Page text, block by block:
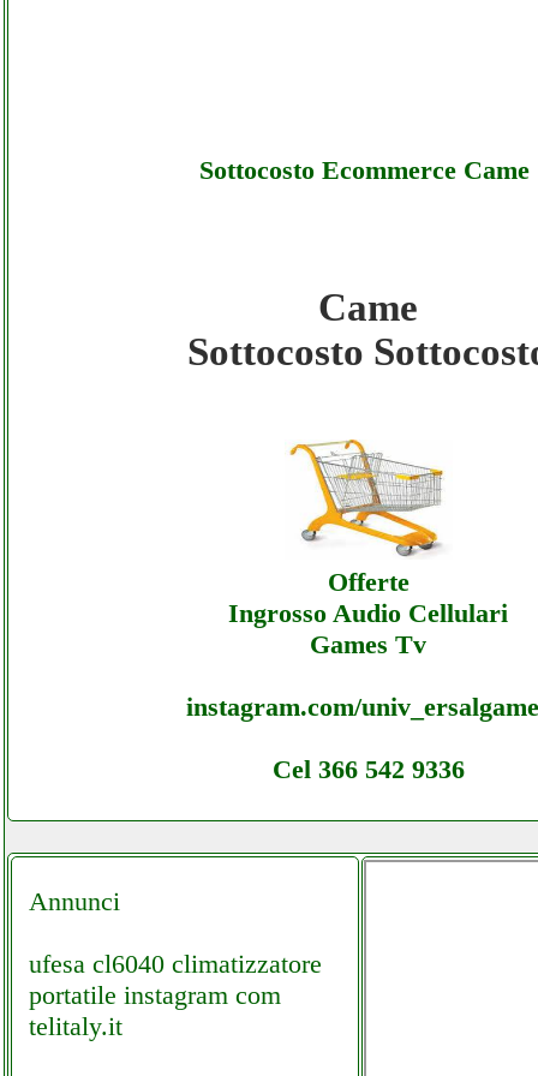
Sottocosto Ecommerce Came
Came - Sottocosto Ecommerce Came -
Came - Sottocosto Ecommerce Came -
Came
Sottocosto
Offerte
Ingrosso Audio Cellulari
Games Tv
instagram.com/
Cel 366 542 9336
Annunci
ufesa cl6040 climatizzatore
portatile instagram com
telitaly.it